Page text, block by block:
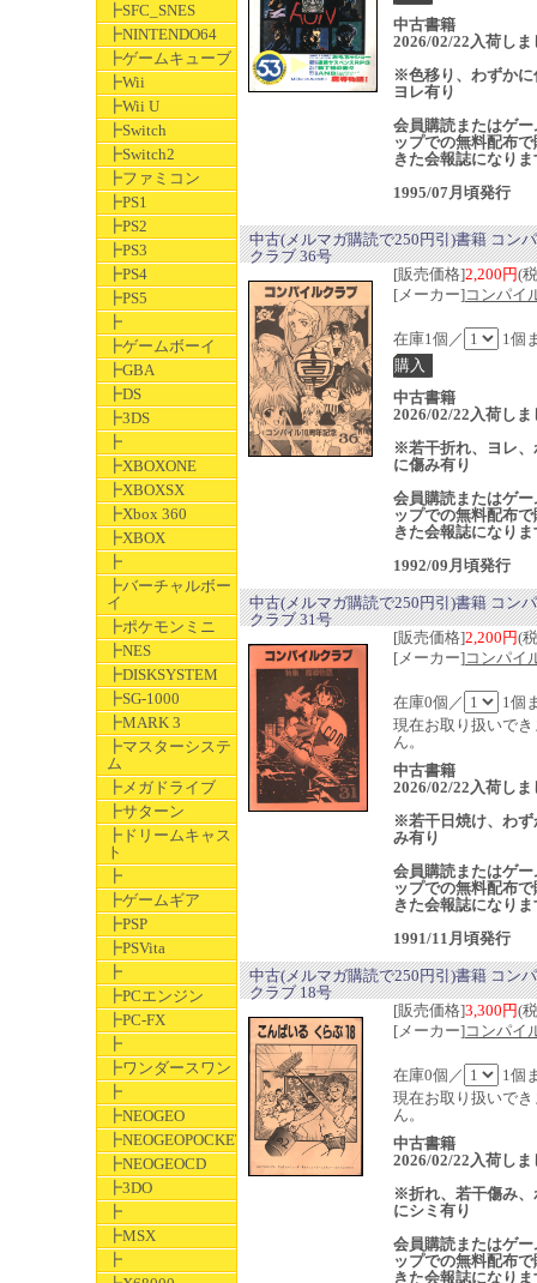
┣SFC_SNES
┣NINTENDO64
┣ゲームキューブ
┣Wii
┣Wii U
┣Switch
┣Switch2
┣ファミコン
┣PS1
┣PS2
┣PS3
┣PS4
┣PS5
┣
┣ゲームボーイ
┣GBA
┣DS
┣3DS
┣
┣XBOXONE
┣XBOXSX
┣Xbox 360
┣XBOX
┣
┣バーチャルボー
イ
┣ポケモンミニ
┣NES
┣DISKSYSTEM
┣SG-1000
┣MARK 3
┣マスターシステ
ム
┣メガドライブ
┣サターン
┣ドリームキャス
ト
┣
┣ゲームギア
┣PSP
┣PSVita
┣
┣PCエンジン
┣PC-FX
┣
┣ワンダースワン
┣
┣NEOGEO
┣NEOGEOPOCKET
┣NEOGEOCD
┣3DO
┣
┣MSX
┣
中古書籍
2026/02/22入荷しま
※色移り、わずかに
ヨレ有り
会員購読またはゲー
ップでの無料配布
きた会報誌になりま
1995/07月頃発行
中古(メルマガ購読で250円引)書籍 コン
クラブ 36号
[販売価格]2,200円(
[メーカー]コンパイ
在庫1個／ 1個
中古書籍
2026/02/22入荷しま
※若干折れ、ヨレ、
に傷み有り
会員購読またはゲー
ップでの無料配布
きた会報誌になりま
1992/09月頃発行
中古(メルマガ購読で250円引)書籍 コン
クラブ 31号
[販売価格]2,200円(
[メーカー]コンパイ
在庫0個／
1個
現在お取り扱いでき
ん。
中古書籍
2026/02/22入荷しま
※若干日焼け、わず
み有り
会員購読またはゲー
ップでの無料配布
きた会報誌になりま
1991/11月頃発行
中古(メルマガ購読で250円引)書籍 コン
クラブ 18号
[販売価格]3,300円(
[メーカー]コンパイ
在庫0個／
1個
現在お取り扱いでき
ん。
中古書籍
2026/02/22入荷しま
※折れ、若干傷み、
にシミ有り
会員購読またはゲー
ップでの無料配布
きた会報誌になりま